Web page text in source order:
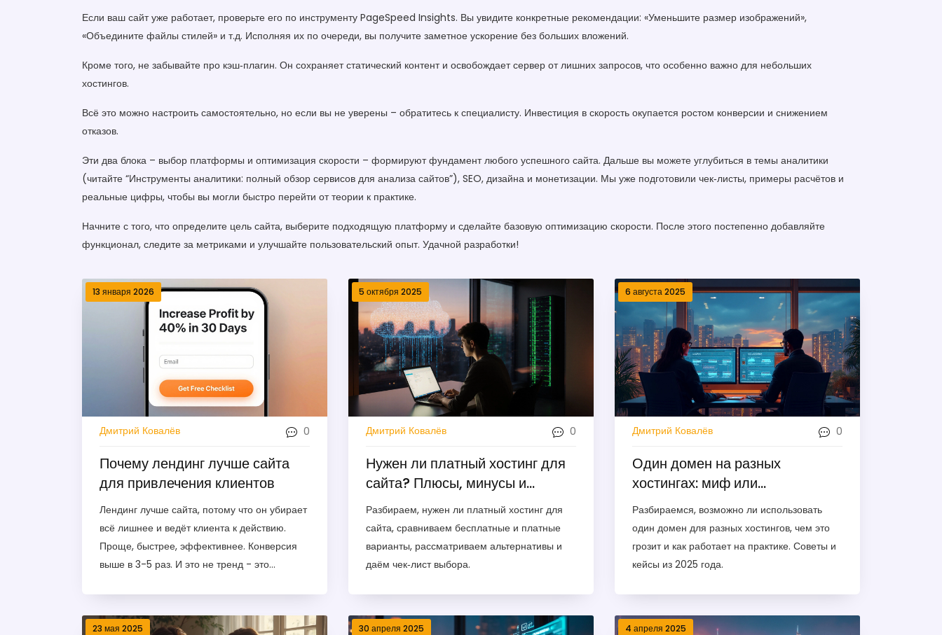
Если ваш сайт уже работает, проверьте его по инструменту PageSpeed Insights. Вы увидите конкретные рекомендации: «Уменьшите размер изображений»,
«Объедините файлы стилей» и т.д. Исполняя их по очереди, вы получите заметное ускорение без больших вложений.
Кроме того, не забывайте про кэш‑плагин. Он сохраняет статический контент и освобождает сервер от лишних запросов, что особенно важно для небольших
хостингов.
Всё это можно настроить самостоятельно, но если вы не уверены – обратитесь к специалисту. Инвестиция в скорость окупается ростом конверсии и снижением
отказов.
Эти два блока – выбор платформы и оптимизация скорости – формируют фундамент любого успешного сайта. Дальше вы можете углубиться в темы аналитики
(читайте “Инструменты аналитики: полный обзор сервисов для анализа сайтов”), SEO, дизайна и монетизации. Мы уже подготовили чек‑листы, примеры расчётов и
реальные цифры, чтобы вы могли быстро перейти от теории к практике.
Начните с того, что определите цель сайта, выберите подходящую платформу и сделайте базовую оптимизацию скорости. После этого постепенно добавляйте
функционал, следите за метриками и улучшайте пользовательский опыт. Удачной разработки!
13 января 2026
Дмитрий Ковалёв 0
Почему лендинг лучше сайта
для привлечения клиентов
Лендинг лучше сайта, потому что он убирает
всё лишнее и ведёт клиента к действию.
Проще, быстрее, эффективнее. Конверсия
выше в 3-5 раз. И это не тренд - это
5 октября 2025
Дмитрий Ковалёв 0
Нужен ли платный хостинг для
сайта? Плюсы, минусы и
альтернативы
Разбираем, нужен ли платный хостинг для
сайта, сравниваем бесплатные и платные
варианты, рассматриваем альтернативы и
даём чек‑лист выбора.
6 августа 2025
Дмитрий Ковалёв 0
Один домен на разных
хостингах: миф или
реальность?
Разбираемся, возможно ли использовать
один домен для разных хостингов, чем это
грозит и как работает на практике. Советы и
кейсы из 2025 года.
23 мая 2025 30 апреля 2025 4 апреля 2025